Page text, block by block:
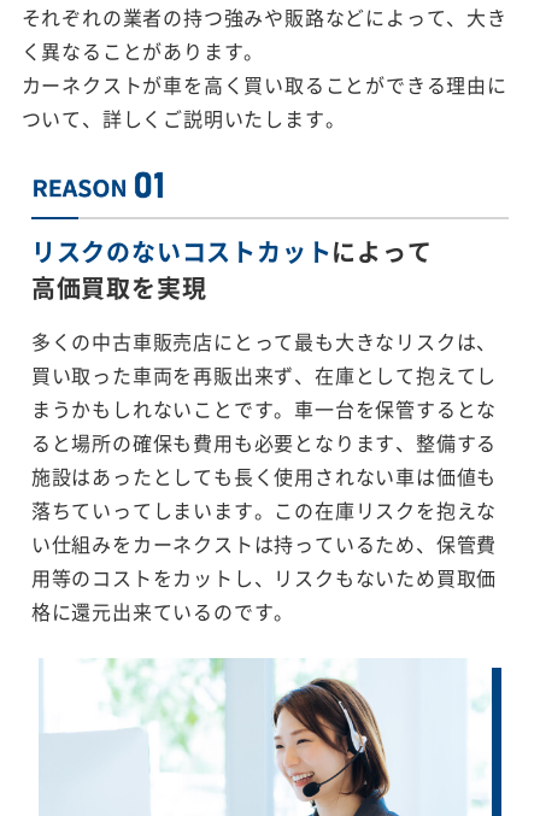
それぞれの業者の持つ強みや販路などによって、大き
く異なることがあります。
カーネクストが車を高く買い取ることができる理由に
ついて、詳しくご説明いたします。
リスクのないコストカットによって
高価買取を実現
多くの中古車販売店にとって最も大きなリスクは、
買い取った車両を再販出来ず、在庫として抱えてし
まうかもしれないことです。車一台を保管するとな
ると場所の確保も費用も必要となります、整備する
施設はあったとしても長く使用されない車は価値も
落ちていってしまいます。この在庫リスクを抱えな
い仕組みをカーネクストは持っているため、保管費
用等のコストをカットし、リスクもないため買取価
格に還元出来ているのです。